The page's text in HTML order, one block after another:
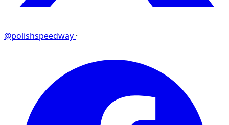
@polishspeedway ·